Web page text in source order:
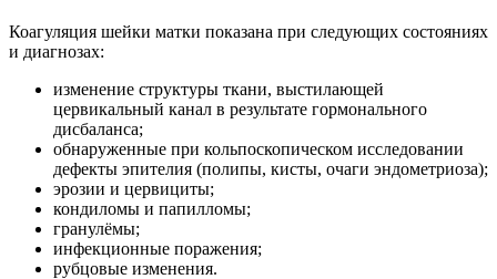
Коагуляция шейки матки показана при следующих состояниях
и диагнозах:
изменение структуры ткани, выстилающей
цервикальный канал в результате гормонального
дисбаланса;
обнаруженные при кольпоскопическом исследовании
дефекты эпителия (полипы, кисты, очаги эндометриоза);
эрозии и цервициты;
кондиломы и папилломы;
гранулёмы;
инфекционные поражения;
рубцовые изменения.